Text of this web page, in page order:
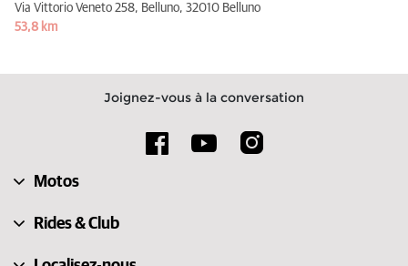
Via Vittorio Veneto 258, Belluno, 32010 Belluno
53,8 km
Joignez-vous à la conversation
Motos
Rides & Club